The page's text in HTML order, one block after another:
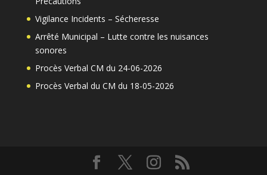
Vigilance Incidents – Sécheresse
Arrêté Municipal – Lutte contre les nuisances
sonores
Procès Verbal CM du 24-06-2026
Procès Verbal du CM du 18-05-2026